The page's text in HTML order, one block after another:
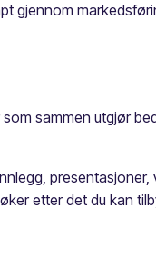
gjennom
sammen utgjør
presentasjoner,
etter det du kan